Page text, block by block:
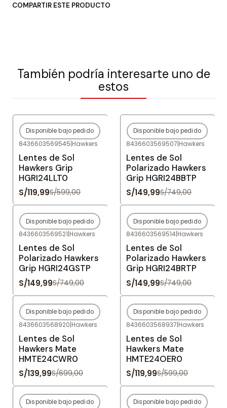
COMPARTIR ESTE PRODUCTO
También podría interesarte uno de
estos
-80%OFF
Agotado
Disponible bajo pedido
8436603569545|Hawkers
Lentes de Sol
Hawkers Grip
HGRI24LLT0
S/119,99S/599,00
-80%OFF
Agotado
Disponible bajo pedido
8436603569507|Hawkers
Lentes de Sol
Polarizado Hawkers
Grip HGRI24BBTP
S/149,99S/749,00
-80%OFF
Agotado
Disponible bajo pedido
8436603569521|Hawkers
Lentes de Sol
Polarizado Hawkers
Grip HGRI24GSTP
S/149,99S/749,00
-80%OFF
Agotado
Disponible bajo pedido
8436603569514|Hawkers
Lentes de Sol
Polarizado Hawkers
Grip HGRI24BRTP
S/149,99S/749,00
-80%OFF
Agotado
Disponible bajo pedido
8436603568920|Hawkers
Lentes de Sol
Hawkers Mate
HMTE24CWR0
S/139,99S/699,00
-80%OFF
Agotado
Disponible bajo pedido
8436603568937|Hawkers
Lentes de Sol
Hawkers Mate
HMTE24OER0
S/119,99S/599,00
-80%OFF
Disponible bajo pedido -80%OFF
Disponible bajo pedido